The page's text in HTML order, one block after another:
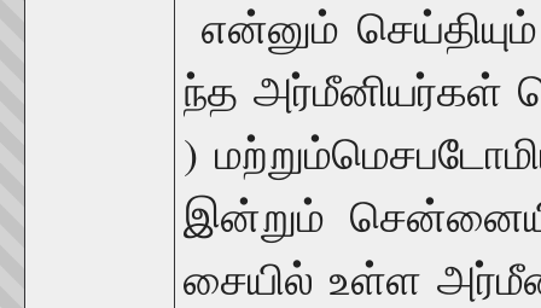
என்னும் செய்தியும்
ந்த அர்மீனியர்கள்
) மற்றும்
இன்றும்
சையில் உள்ள